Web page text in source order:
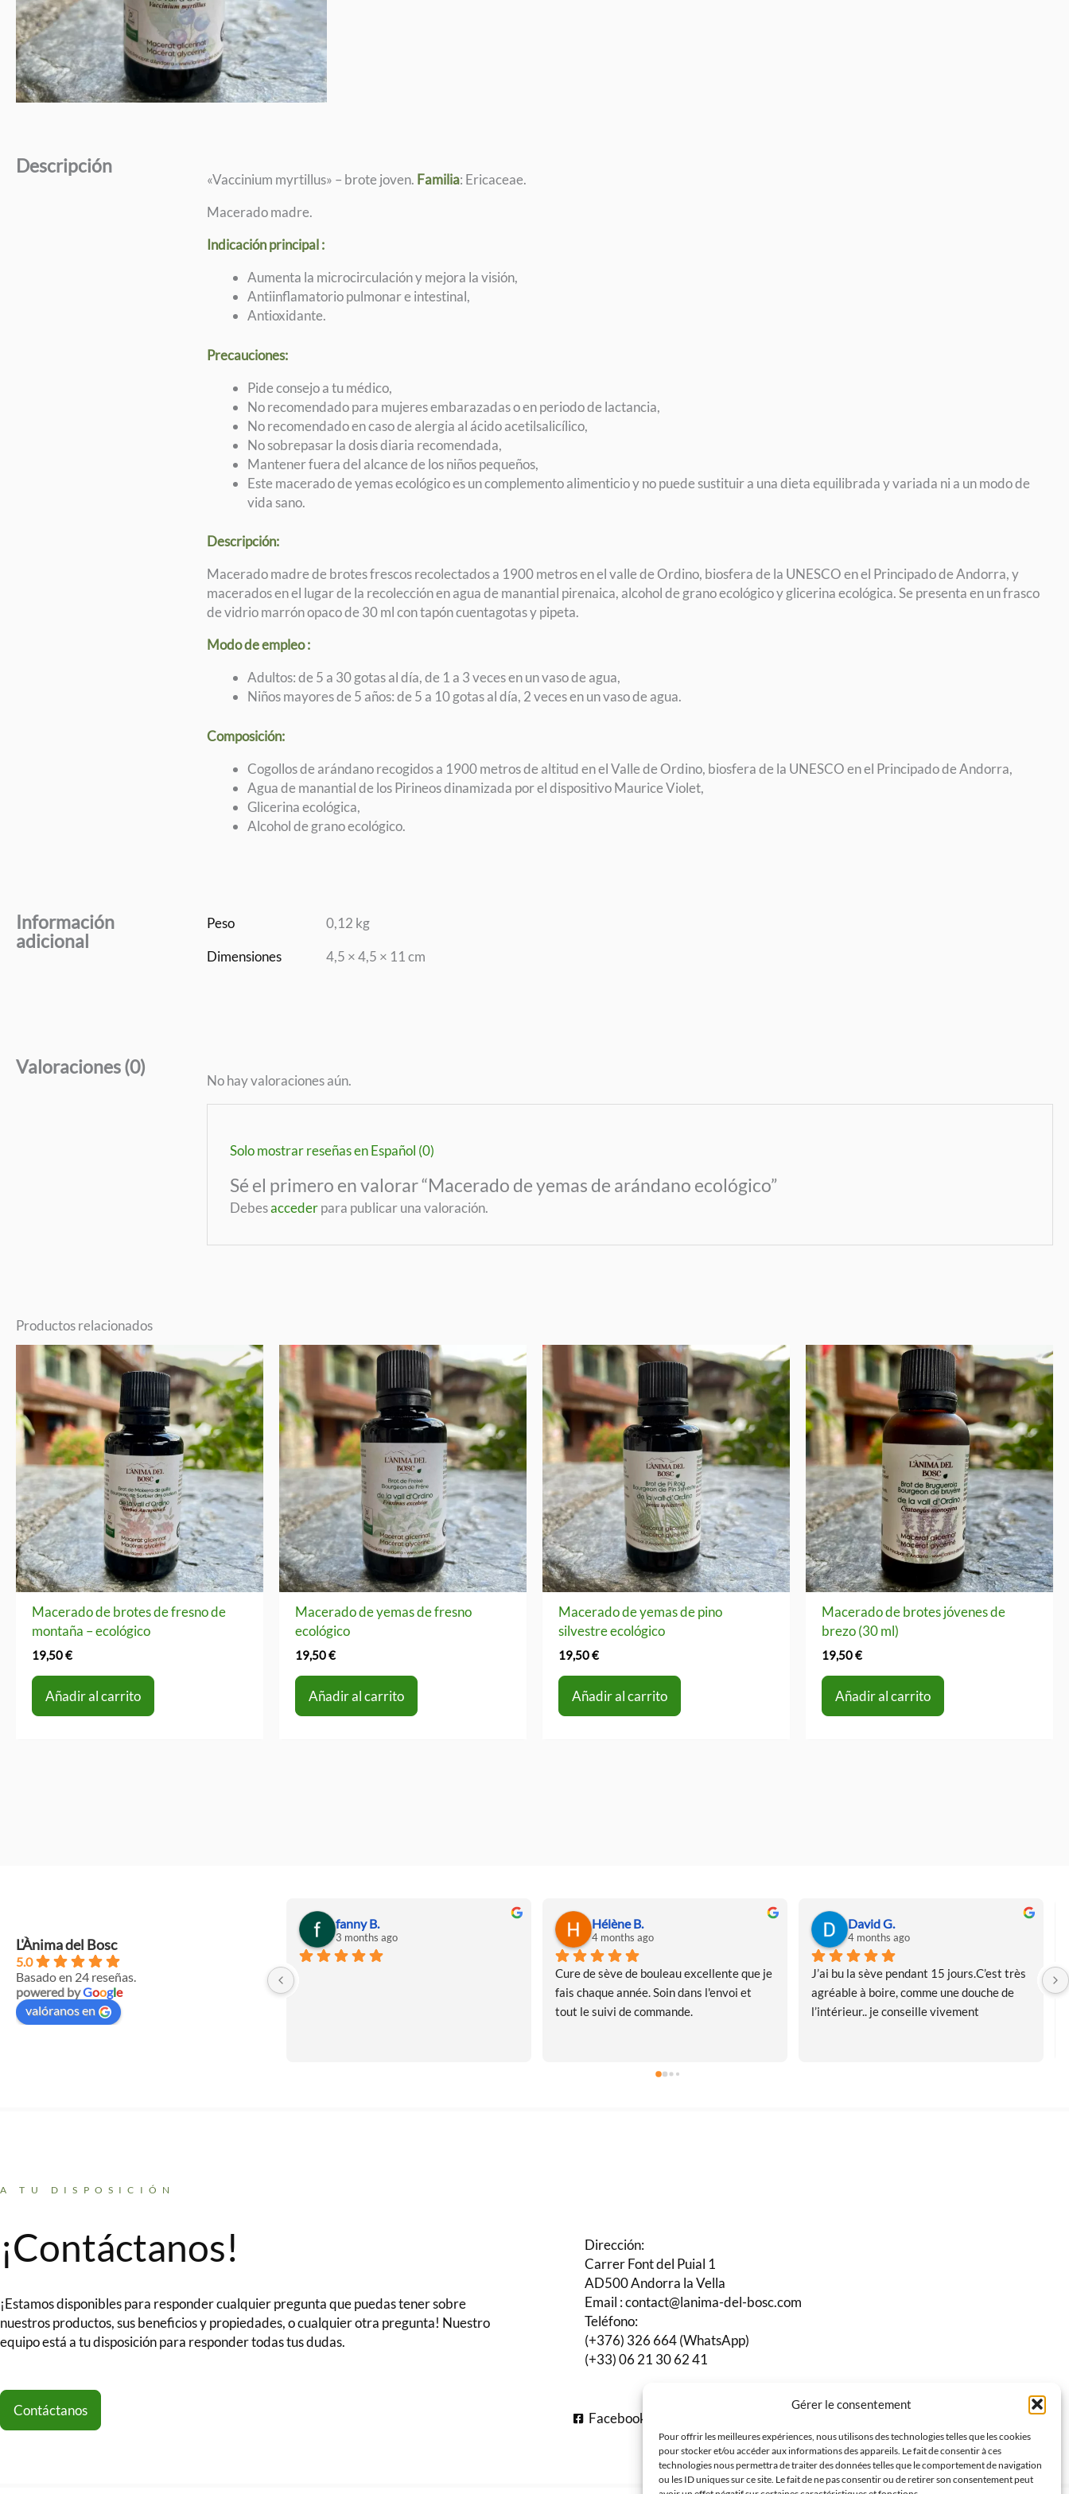
Gérer le consentement
Pour offrir les meilleures expériences, nous utilisons des technologies telles que les cookies
pour stocker et/ou accéder aux informations des appareils. Le fait de consentir à ces
technologies nous permettra de traiter des données telles que le comportement de navigation
ou les ID uniques sur ce site. Le fait de ne pas consentir ou de retirer son consentement peut
Descripción
«Vaccinium myrtillus» – brote joven. Familia: Ericaceae.
Macerado madre.
Indicación principal :
Aumenta la microcirculación y mejora la visión,
Antiinflamatorio pulmonar e intestinal,
Antioxidante.
Precauciones:
Pide consejo a tu médico,
No recomendado para mujeres embarazadas o en periodo de lactancia,
No recomendado en caso de alergia al ácido acetilsalicílico,
No sobrepasar la dosis diaria recomendada,
Mantener fuera del alcance de los niños pequeños,
Este macerado de yemas ecológico es un complemento alimenticio y no puede sustituir a una dieta equilibrada y variada ni a un modo de
vida sano.
Descripción:
Macerado madre de brotes frescos recolectados a 1900 metros en el valle de Ordino, biosfera de la UNESCO en el Principado de Andorra, y
macerados en el lugar de la recolección en agua de manantial pirenaica, alcohol de grano ecológico y glicerina ecológica. Se presenta en un frasco
de vidrio marrón opaco de 30 ml con tapón cuentagotas y pipeta.
Modo de empleo :
Adultos: de 5 a 30 gotas al día, de 1 a 3 veces en un vaso de agua,
Niños mayores de 5 años: de 5 a 10 gotas al día, 2 veces en un vaso de agua.
Composición:
Cogollos de arándano recogidos a 1900 metros de altitud en el Valle de Ordino, biosfera de la UNESCO en el Principado de Andorra,
Agua de manantial de los Pirineos dinamizada por el dispositivo Maurice Violet,
Glicerina ecológica,
Alcohol de grano ecológico.
Información
adicional
Peso
0,12 kg
Dimensiones
4,5 × 4,5 × 11 cm
Valoraciones (0)
No hay valoraciones aún.
Solo mostrar reseñas en Español (0)
Sé el primero en valorar “Macerado de yemas de arándano ecológico”
Debesaccederpara publicar una valoración.
Productos relacionados
Macerado de brotes de fresno de
montaña – ecológico
19,50€
Añadir al carrito
Macerado de yemas de fresno
ecológico
19,50€
Añadir al carrito
Macerado de yemas de pino
silvestre ecológico
19,50€
Añadir al carrito
Macerado de brotes jóvenes de
brezo (30 ml)
19,50€
Añadir al carrito
L'Ànima del Bosc
5.0
Basado en 24 reseñas.
powered byGoogle
valóranos en
fanny B.
3 months ago
Hélène B.
4 months ago
Cure de sève de bouleau excellente que je
fais chaque année. Soin dans l'envoi et
tout le suivi de commande.
David G.
4 months ago
J’ai bu la sève pendant 15 jours.C’est très
agréable à boire, comme une douche de
l’intérieur.. je conseille vivement
A TU DISPOSICIÓN
¡Contáctanos!
¡Estamos disponibles para responder cualquier pregunta que puedas tener sobre
nuestros productos, sus beneficios y propiedades, o cualquier otra pregunta! Nuestro
equipo está a tu disposición para responder todas tus dudas.
Contáctanos
Dirección:
Carrer Font del Puial 1
AD500 Andorra la Vella
Email : contact@lanima-del-bosc.com
Teléfono:
(+376) 326 664 (WhatsApp)
(+33) 06 21 30 62 41
Facebook